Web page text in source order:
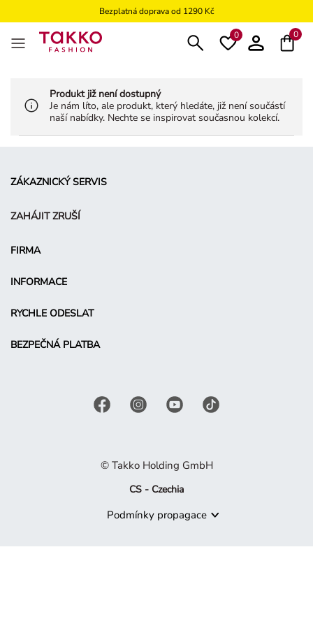
Bezplatná doprava od 1290 Kč
Bezplatné vrácení na kamennou prodejnu0 0
Produkt již není dostupný
Je nám líto, ale produkt, který hledáte, již není součástí
naší nabídky. Nechte se inspirovat současnou kolekcí.
ZÁKAZNICKÝ SERVIS
ZAHÁJIT ZRUŠÍ
FIRMA
INFORMACE
RYCHLE ODESLAT
BEZPEČNÁ PLATBA
© Takko Holding GmbH
CS - Czechia
Podmínky propagace